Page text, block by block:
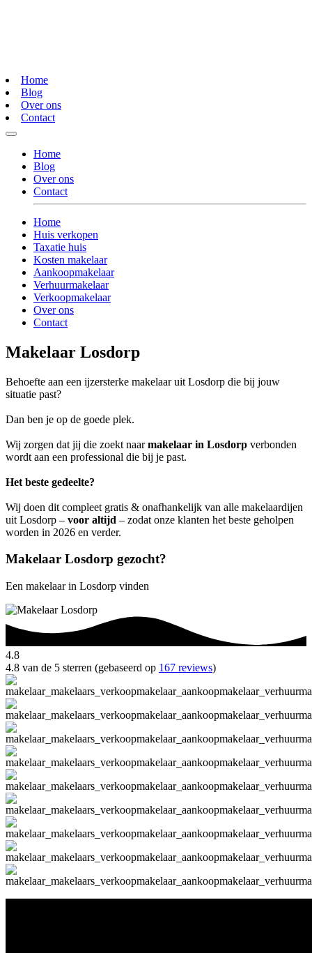
Home
Blog
Over ons
Contact
Home
Blog
Over ons
Contact
Home
Huis verkopen
Taxatie huis
Kosten makelaar
Aankoopmakelaar
Verhuurmakelaar
Verkoopmakelaar
Over ons
Contact
Makelaar Losdorp
Behoefte aan een ijzersterke makelaar uit Losdorp die bij jouw
situatie past?
Dan ben je op de goede plek.
Wij zorgen dat jij die zoekt naarmakelaar in Losdorp verbonden
wordt aan een professional die bij je past.
Het beste gedeelte?
Wij doen dit compleet gratis & onafhankelijk van alle makelaardijen
uit Losdorp – voor altijd – zodat onze klanten het beste geholpen
worden in 2026 en verder.
Makelaar Losdorp gezocht?
Een makelaar in Losdorp vinden
4.8
4.8 van de 5 sterren (gebaseerd op 167 reviews)